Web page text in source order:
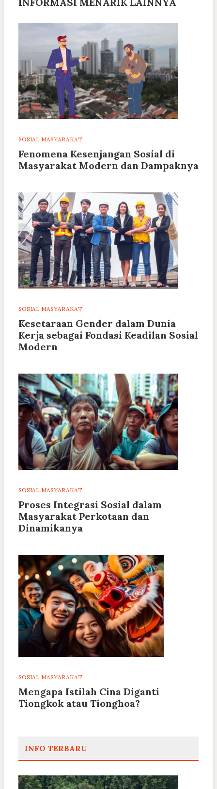
SOSIAL MASYARAKAT
Fenomena Kesenjangan Sosial di
Masyarakat Modern dan Dampaknya
SOSIAL MASYARAKAT
Kesetaraan Gender dalam Dunia
Kerja sebagai Fondasi Keadilan Sosial
Modern
SOSIAL MASYARAKAT
Proses Integrasi Sosial dalam
Masyarakat Perkotaan dan
Dinamikanya
SOSIAL MASYARAKAT
Mengapa Istilah Cina Diganti
Tiongkok atau Tionghoa?
INFO TERBARU